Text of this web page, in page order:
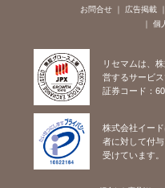
お問合せ 広告掲載
個
リセマムは、
営するサービス
証券コード：
株式会社イー
者に対して付
受けています。